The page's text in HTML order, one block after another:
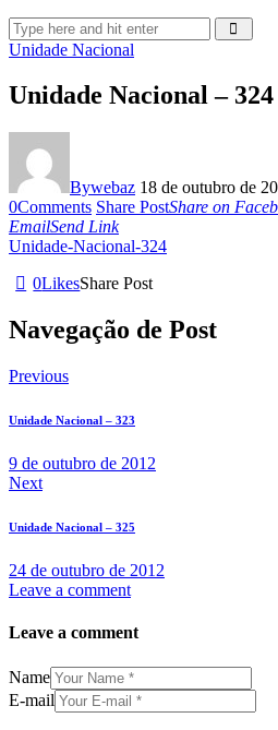
Unidade Nacional
Unidade Nacional – 324
Bywebaz 18 de outubro de
0Comments Share PostShare on
EmailSend Link
Unidade-Nacional-324
0LikesShare Post
Navegação de Post
Previous
Unidade Nacional – 323
9 de outubro de 2012
Next
Unidade Nacional – 325
24 de outubro de 2012
Leave a comment
Leave a comment
Name
E-mail